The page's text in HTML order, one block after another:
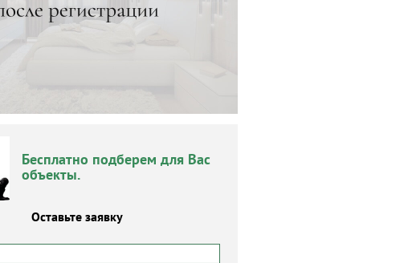
Бесплатно подберем для Вас
объекты.
Оставьте заявку